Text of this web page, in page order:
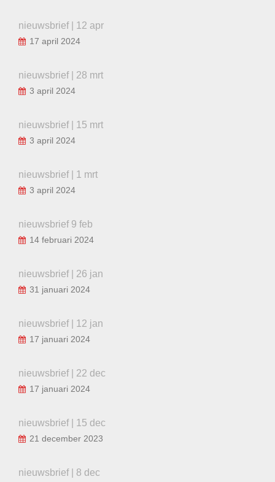
nieuwsbrief | 12 apr
17 april 2024
nieuwsbrief | 28 mrt
3 april 2024
nieuwsbrief | 15 mrt
3 april 2024
nieuwsbrief | 1 mrt
3 april 2024
nieuwsbrief 9 feb
14 februari 2024
nieuwsbrief | 26 jan
31 januari 2024
nieuwsbrief | 12 jan
17 januari 2024
nieuwsbrief | 22 dec
17 januari 2024
nieuwsbrief | 15 dec
21 december 2023
nieuwsbrief | 8 dec